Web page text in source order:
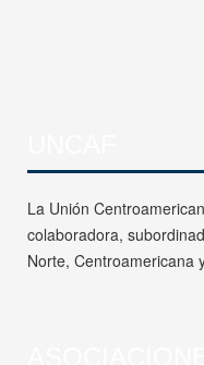
La Unión
colaboradora,
Norte, Centroamericana